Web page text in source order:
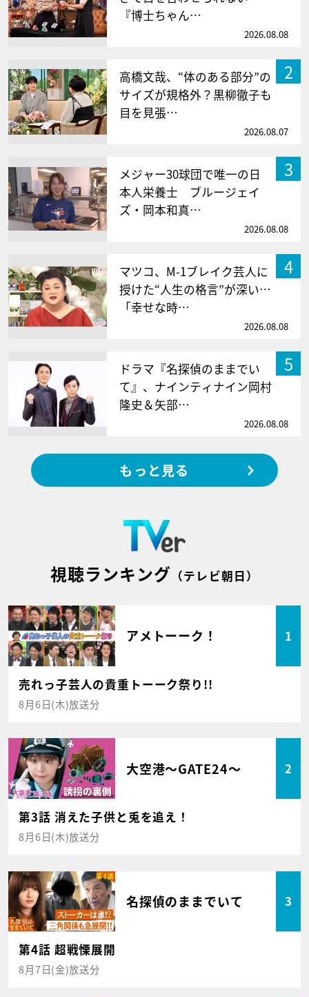
『博士ちゃん…
2026.08.08
2
高橋文哉、“体のある部分”の
サイズが規格外？黒柳徹子も
目を見張…
2026.08.07
3
メジャー30球団で唯一の日
本人栄養士 ブルージェイ
ズ・岡本和真…
2026.08.08
4
マツコ、M-1ブレイク芸人に
授けた“人生の格言”が深い…
「幸せな時…
2026.08.08
5
ドラマ『名探偵のままでい
て』、ナインティナイン岡村
隆史＆矢部…
2026.08.08
もっと見る
視聴ランキング （テレビ朝日）
アメトーーク！ 1
売れっ子芸人の貴重トーーク祭り!!
8月6日(木)放送分
大空港～GATE24～ 2
第3話 消えた子供と兎を追え！
8月6日(木)放送分
名探偵のままでいて 3
第4話 超戦慄展開
8月7日(金)放送分